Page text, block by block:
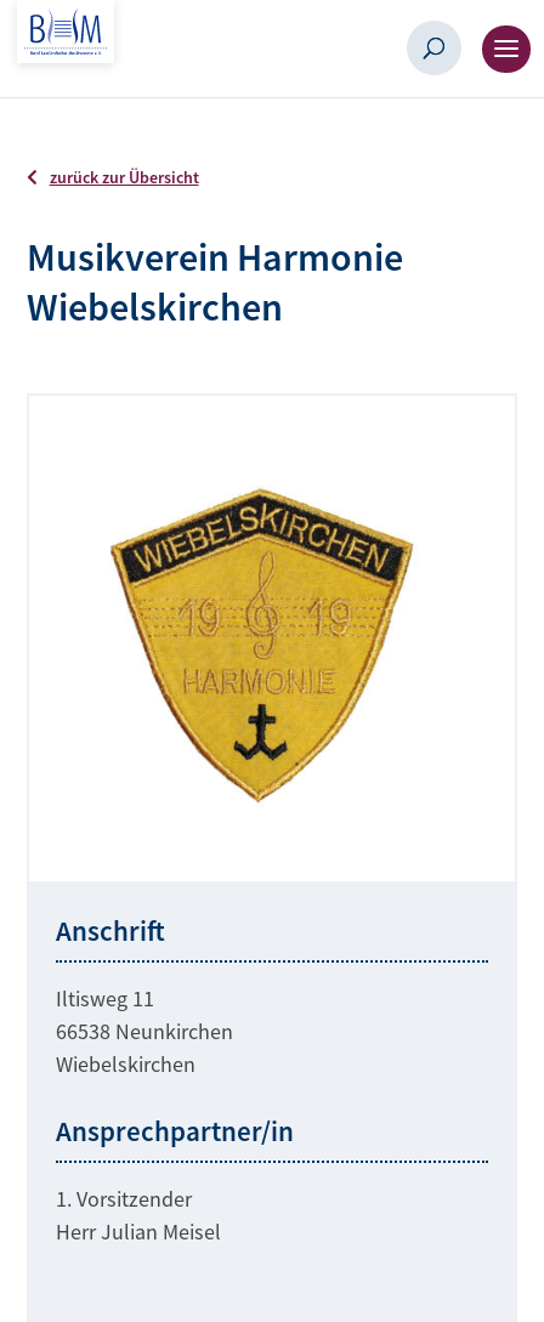
zurück zur Übersicht
Musikverein Harmonie
Wiebelskirchen
Anschrift
Iltisweg 11
66538 Neunkirchen
Wiebelskirchen
Ansprechpartner/in
1. Vorsitzender
Herr Julian Meisel